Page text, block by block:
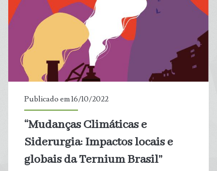
Publicado em 16/10/2022
“Mudanças Climáticas e
Siderurgia: Impactos locais e
globais da Ternium Brasil”